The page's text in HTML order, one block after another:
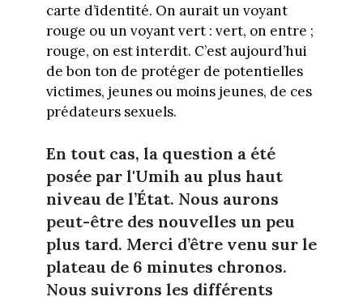
carte d’identité. On aurait un voyant
rouge ou un voyant vert : vert, on entre ;
rouge, on est interdit. C’est aujourd’hui
de bon ton de protéger de potentielles
victimes, jeunes ou moins jeunes, de ces
prédateurs sexuels.
En tout cas, la question a été
posée par l'Umih au plus haut
niveau de l’État. Nous aurons
peut-être des nouvelles un peu
plus tard. Merci d’être venu sur le
plateau de 6 minutes chronos.
Nous suivrons les différents